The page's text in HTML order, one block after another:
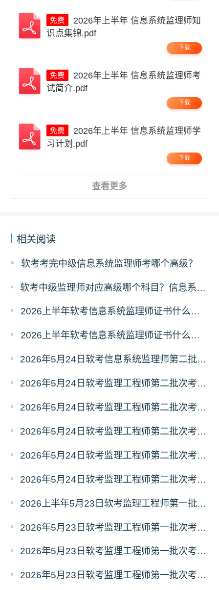
识点集锦.pdf
下载
试简介.pdf
下载
习计划.pdf
下载
查看更多
相关阅读
软考考完中级信息系统监理师考哪个高级？
软考中级监理师对应高级哪个科目？信息系统监理师对应高级报考指南
2026上半年软考信息系统监理师证书什么时候能领取？
2026上半年软考信息系统监理师证书什么时候发放？怎么发放？
2026年5月24日软考信息系统监理师第二批次考试《应用技术》真题及答案汇总
2026年5月24日软考监理工程师第二批次考试《应用技术》真题及答案（五）
2026年5月24日软考监理工程师第二批次考试《应用技术》真题及答案（四）
2026年5月24日软考监理工程师第二批次考试《应用技术》真题及答案（三）
2026年5月24日软考监理工程师第二批次考试《应用技术》真题及答案（二）
2026年5月24日软考监理工程师第二批次考试《应用技术》真题及答案（一）
2026上半年5月23日软考监理工程师第一批次基础知识真题及答案汇总
2026年5月23日软考监理工程师第一批次考试《基础知识》真题及答案（3）
2026年5月23日软考监理工程师第一批次考试《基础知识》真题及答案（2）
2026年5月23日软考监理工程师第一批次考试《基础知识》真题及答案（1）